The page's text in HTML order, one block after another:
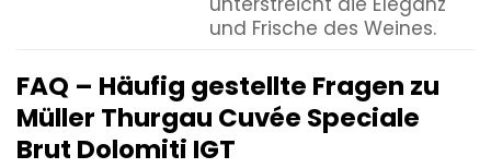
und Frische des Weines.
FAQ – Häufig gestellte Fragen zu
Müller Thurgau Cuvée Speciale
Brut Dolomiti IGT